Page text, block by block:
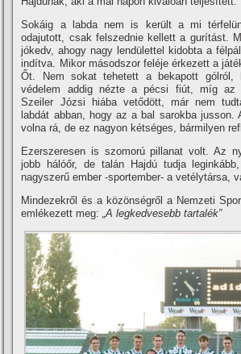
Sokáig a labda nem is került a mi
odajutott, csak felszednie kellett a gurí­tást.
jókedv, ahogy nagy lendülettel kidobta a
indí­tva. Mikor másodszor feléje érkezett a
Őt. Nem sokat tehetett a bekapott gólról,
védelem addig nézte a pécsi fiút, mí­g az
Szeiler Józsi hiába vetődött, már nem
labdát abban, hogy az a bal sarokba jusson.
volna rá, de ez nagyon kétséges, bármilyen
Ezerszeresen is szomorú pillanat volt. Az
jobb hálóőr, de talán Hajdú tudja
nagyszerű ember -sportember- a vetélytársa,
Mindezekről és a közönségről a Nemzeti
emlékezett meg: „A legkedvesebb tartalék”